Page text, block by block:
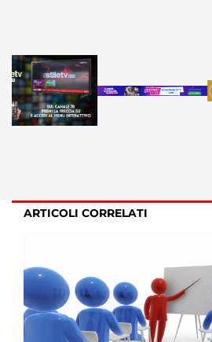
ARTICOLI CORRELATI